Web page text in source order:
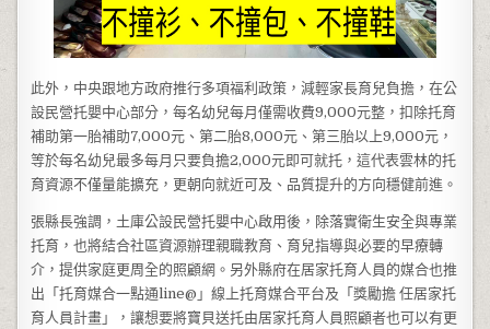
此外，中央跟地方政府推行多項福利政策，減輕家長育兒負擔，在公
設民營托嬰中心部分，每名幼兒每月僅需收費9,000元整，扣除托育
補助第一胎補助7,000元、第二胎8,000元、第三胎以上9,000元，
等於每名幼兒最多每月只要負擔2,000元即可就托，這代表雲林的托
育資源不僅量能擴充，更朝向就近可及、品質提升的方向穩健前進。
張縣長強調，土庫公設民營托嬰中心啟用後，除落實衛生安全與專業
托育，也將結合社區資源辦理親職教育、育兒指導與必要的早療轉
介，提供家庭更周全的照顧網。另外縣府在居家托育人員的媒合也推
出「托育媒合一點通line@」線上托育媒合平台及「獎勵擔 任居家托
育人員計畫」，讓想要將寶貝送托由居家托育人員照顧者也可以有更